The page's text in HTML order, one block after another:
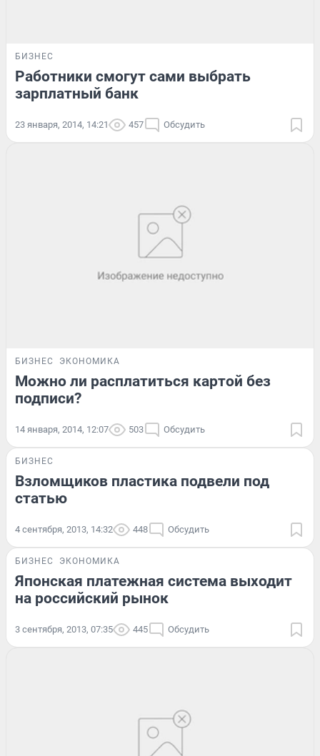
БИЗНЕС
Работники смогут сами выбрать
зарплатный банк
23 января, 2014, 14:21 457 Обсудить
БИЗНЕС ЭКОНОМИКА
Можно ли расплатиться картой без
подписи?
14 января, 2014, 12:07 503 Обсудить
БИЗНЕС
Взломщиков пластика подвели под
статью
4 сентября, 2013, 14:32 448 Обсудить
БИЗНЕС ЭКОНОМИКА
Японская платежная система выходит
на российский рынок
3 сентября, 2013, 07:35 445 Обсудить